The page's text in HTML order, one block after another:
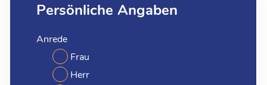
Persönliche Angaben
Anrede
Frau
Herr